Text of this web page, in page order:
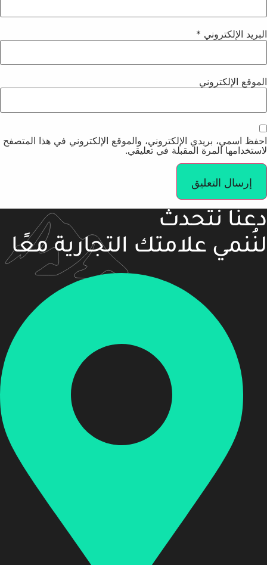
البريد الإلكتروني *
الموقع الإلكتروني
احفظ اسمي، بريدي الإلكتروني، والموقع الإلكتروني في هذا المتصفح
لاستخدامها المرة المقبلة في تعليقي.
دعنا نتحدث
لنُنمي علامتك التجارية معًا